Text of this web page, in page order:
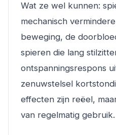
Wat ze wel kunnen:
mechanisch
beweging, de
spieren die lang
ontspanningsrespons
zenuwstelsel
effecten zijn reëel,
van regelmatig gebruik.